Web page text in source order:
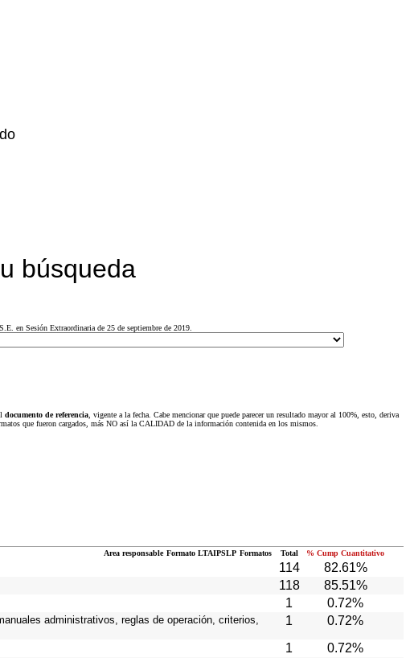
búsqueda
en Sesión Extraordinaria de 25 de septiembre de 2019.
documento de referencia , vigente a la fecha. Cabe mencionar que puede parecer un resultado mayor al 100%, esto, deriva
que fueron cargados, más NO así la CALIDAD de la información contenida en los mismos.
Area responsable Formato LTAIPSLP Formatos Total % Cump Cuantitativo
114 82.61%
118 85.51%
1 0.72%
administrativos, reglas de operación, criterios,
1 0.72%
1 0.72%